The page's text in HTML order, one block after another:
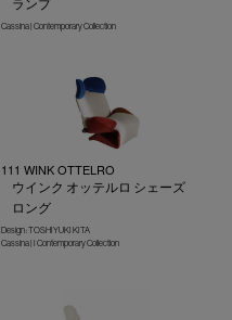
ランプ
Cassina | Contemporary Collection
111 WINK OTTELRO
ウインク オッテルロ シェーズ
ロング
Design : TOSHIYUKI KITA
Cassina | I Contemporary Collection